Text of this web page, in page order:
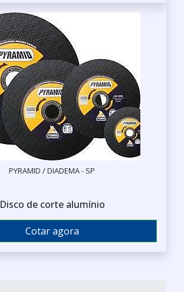
PYRAMID / DIADEMA - SP
Disco de corte alumínio
Cotar agora